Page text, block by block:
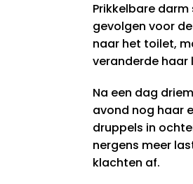
Prikkelbare
gevolgen voor
naar het toilet,
veranderde haar
Na een dag
avond nog haar
druppels in
nergens meer
klachten af.